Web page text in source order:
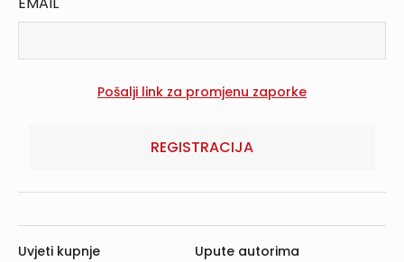
REGISTRACIJA
Uvjeti kupnje
Upute autorima